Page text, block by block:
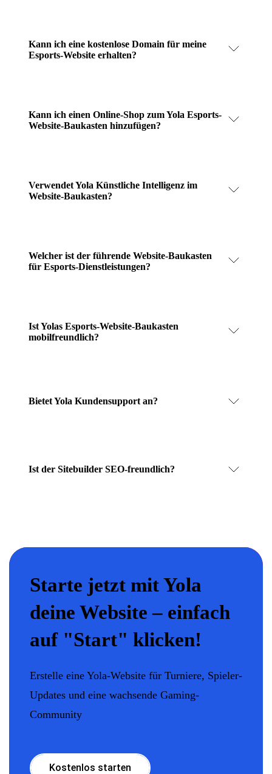
Kann ich eine kostenlose Domain für meine
Esports-Website erhalten?
Kann ich einen Online-Shop zum Yola Esports-
Website-Baukasten hinzufügen?
Verwendet Yola Künstliche Intelligenz im
Website-Baukasten?
Welcher ist der führende Website-Baukasten
für Esports-Dienstleistungen?
Ist Yolas Esports-Website-Baukasten
mobilfreundlich?
Bietet Yola Kundensupport an?
Ist der Sitebuilder SEO-freundlich?
Starte jetzt mit Yola
deine Website – einfach
auf "Start" klicken!
Erstelle eine Yola-Website für Turniere, Spieler-
Updates und eine wachsende Gaming-
Community
Kostenlos starten